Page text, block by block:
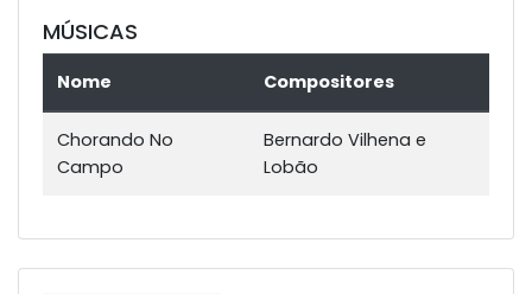
MÚSICAS
Nome Compositores
Chorando No
Campo
Bernardo Vilhena e
Lobão